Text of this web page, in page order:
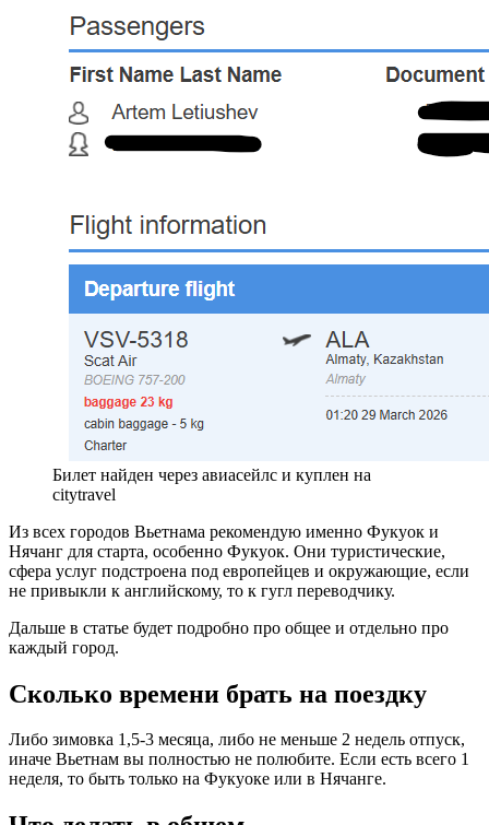
Билет найден через авиасейлс и куплен на
citytravel
Из всех городов Вьетнама рекомендую именно Фукуок и
Нячанг для старта, особенно Фукуок. Они туристические,
сфера услуг подстроена под европейцев и окружающие, если
не привыкли к английскому, то к гугл переводчику.
Дальше в статье будет подробно про общее и отдельно про
каждый город.
Сколько времени брать на поездку
Либо зимовка 1,5-3 месяца, либо не меньше 2 недель отпуск,
иначе Вьетнам вы полностью не полюбите. Если есть всего 1
неделя, то быть только на Фукуоке или в Нячанге.